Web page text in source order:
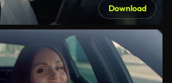
Download